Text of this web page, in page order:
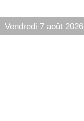
Vendredi 7 août 2026